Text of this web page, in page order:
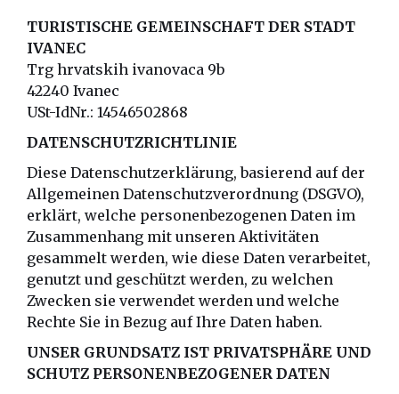
TURISTISCHE GEMEINSCHAFT DER STADT
IVANEC
Trg hrvatskih ivanovaca 9b
42240 Ivanec
USt-IdNr.: 14546502868
DATENSCHUTZRICHTLINIE
Diese Datenschutzerklärung, basierend auf der
Allgemeinen Datenschutzverordnung (DSGVO),
erklärt, welche personenbezogenen Daten im
Zusammenhang mit unseren Aktivitäten
gesammelt werden, wie diese Daten verarbeitet,
genutzt und geschützt werden, zu welchen
Zwecken sie verwendet werden und welche
Rechte Sie in Bezug auf Ihre Daten haben.
UNSER GRUNDSATZ IST PRIVATSPHÄRE UND
SCHUTZ PERSONENBEZOGENER DATEN